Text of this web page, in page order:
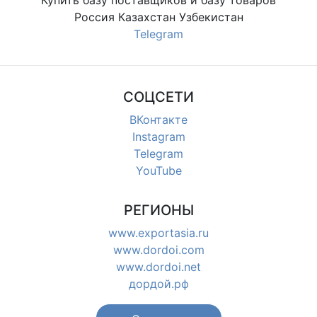
Россия Казахстан Узбекистан
Telegram
СОЦСЕТИ
ВКонтакте
Instagram
Telegram
YouTube
РЕГИОНЫ
www.exportasia.ru
www.dordoi.com
www.dordoi.net
дордой.рф